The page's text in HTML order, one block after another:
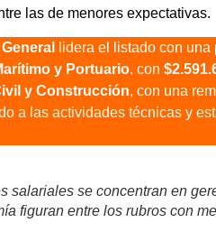
las de menores expectativas.
lidera el listado con una
y Portuario, con
y Construcción, con una
a las actividades técnicas y
salariales se concentran en
figuran entre los rubros con